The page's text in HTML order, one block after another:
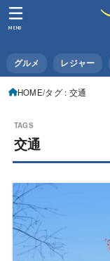
グルメ レジャー
MENU
HOME タグ : 交通
交通